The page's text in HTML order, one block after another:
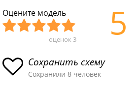
Оцените модель
асн
ая
пло
хая
ыч
ная
Хор
ая
Отл
ая
оценок 3 5
Сохранить схему
Сохранили 8 человек